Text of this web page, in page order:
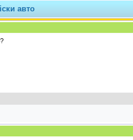
авто